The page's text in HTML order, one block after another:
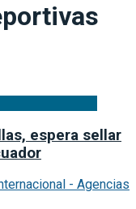
espera sellar
- Agencias